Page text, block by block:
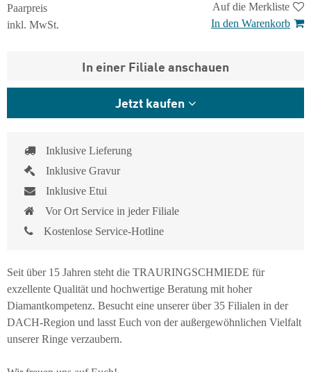
Paarpreis
inkl. MwSt.
Auf die Merkliste
In den Warenkorb
In einer Filiale anschauen
Jetzt kaufen
Inklusive Lieferung
Inklusive Gravur
Inklusive Etui
Vor Ort Service in jeder Filiale
Kostenlose Service-Hotline
Seit über 15 Jahren steht die TRAURINGSCHMIEDE für
exzellente Qualität und hochwertige Beratung mit hoher
Diamantkompetenz. Besucht eine unserer über 35 Filialen in der
DACH-Region und lasst Euch von der außergewöhnlichen Vielfalt
unserer Ringe verzaubern.